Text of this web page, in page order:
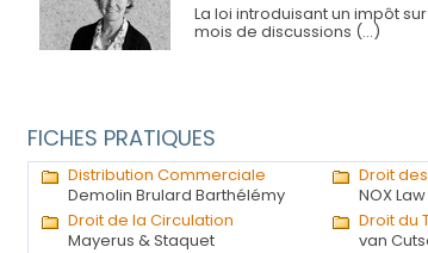
La loi introduisant un impôt
mois de discussions (...)
FICHES PRATIQUES
Distribution Commerciale
Demolin Brulard Barthélémy
Droit de la Circulation
Mayerus & Staquet
Droit
NOX
Droit du
van